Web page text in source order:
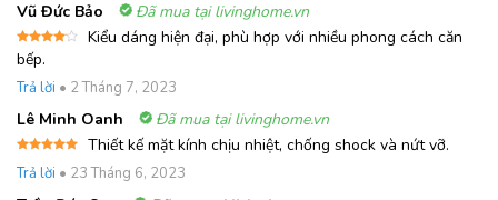
Vũ Đức Bảo Đã mua tại livinghome.vn
Được
xếp
hạng 4
5 sao
Kiểu dáng hiện đại, phù hợp với nhiều phong cách căn
bếp.
Trả lời • 2 Tháng 7, 2023
Lê Minh Oanh Đã mua tại livinghome.vn
hạng5 5
Thiết kế mặt kính chịu nhiệt, chống shock và nứt vỡ.
Trả lời • 23 Tháng 6, 2023